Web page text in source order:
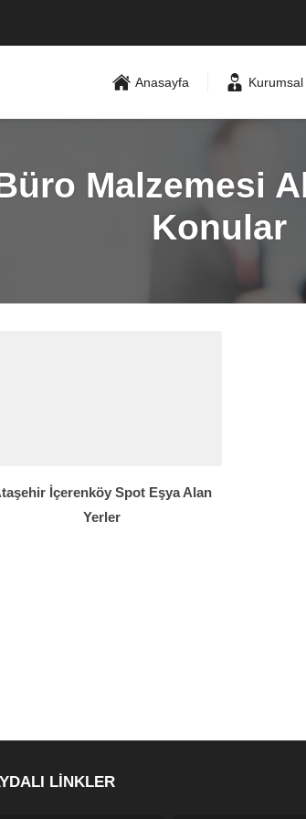
Anasayfa Kurumsal
Malzemesi
Konular
İçerenköy Spot Eşya Alan
Yerler
LİNKLER